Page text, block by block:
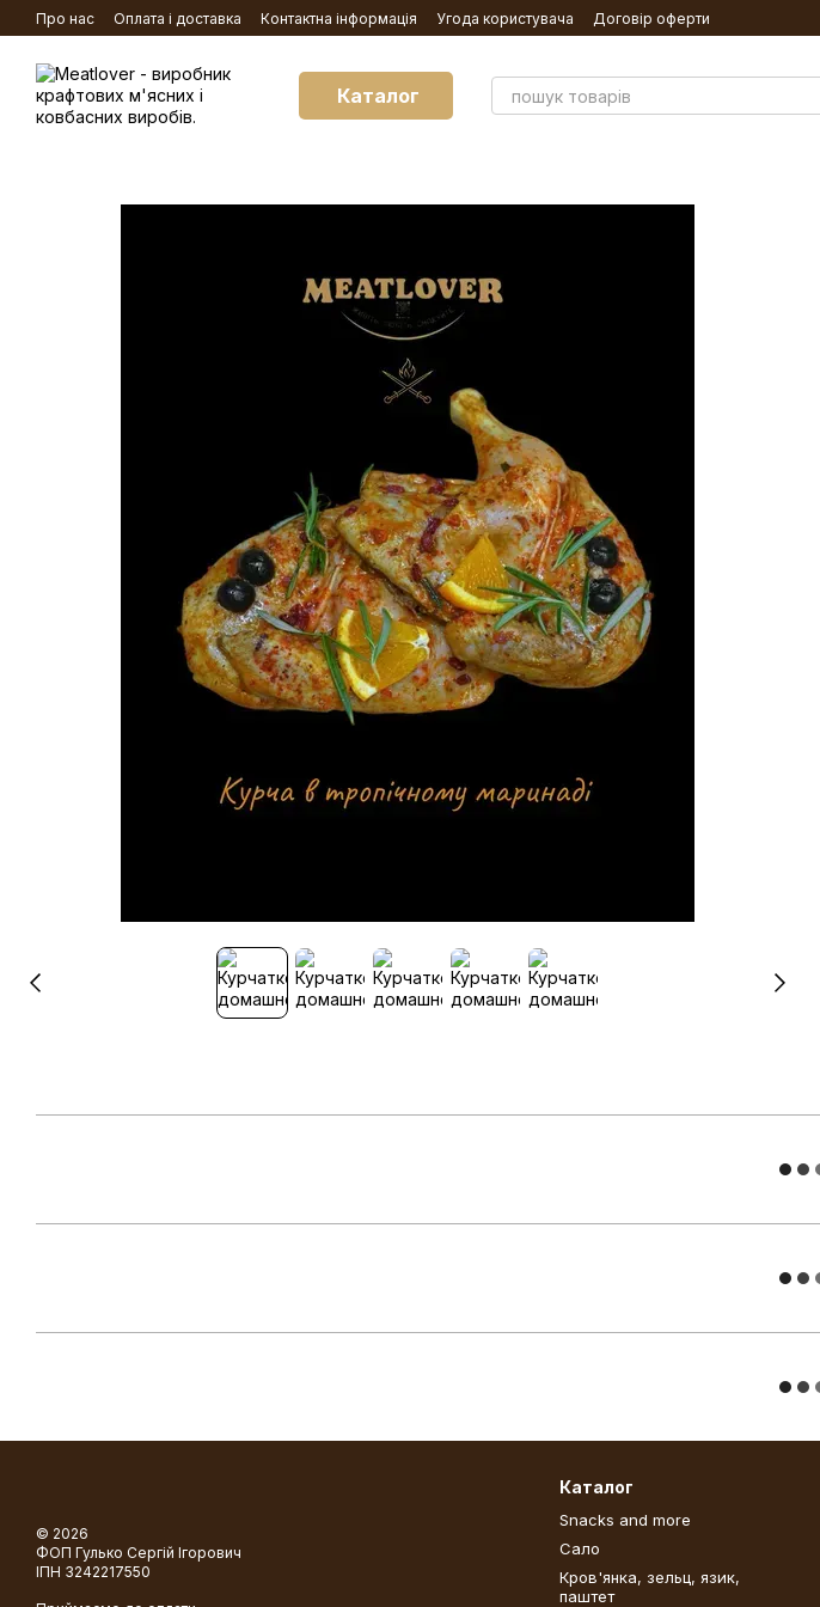
Перейти до основного контенту
Про нас Оплата і доставка Контактна інформація Угода користувача Договір оферти
Каталог
© 2026
ФОП Гулько Сергій Ігорович
ІПН 3242217550
Каталог
Snacks and more
Сало
Кров'янка, зельц, язик,
паштет